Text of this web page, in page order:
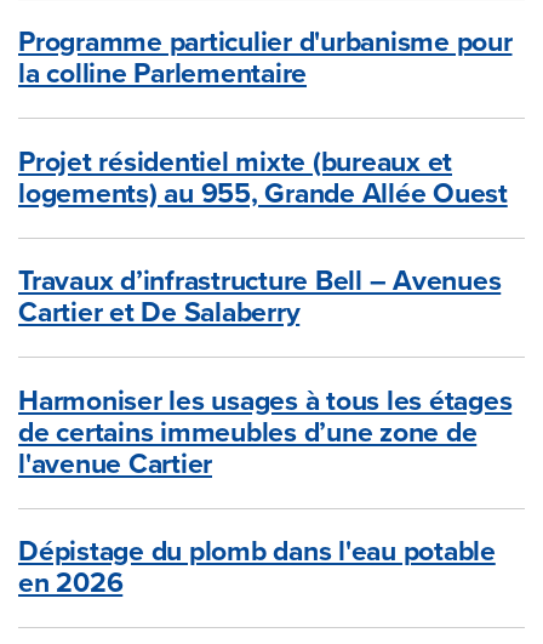
Programme particulier d'urbanisme pour
la colline Parlementaire
Projet résidentiel mixte (bureaux et
logements) au 955, Grande Allée Ouest
Travaux d’infrastructure Bell – Avenues
Cartier et De Salaberry
Harmoniser les usages à tous les étages
de certains immeubles d’une zone de
l'avenue Cartier
Dépistage du plomb dans l'eau potable
en 2026